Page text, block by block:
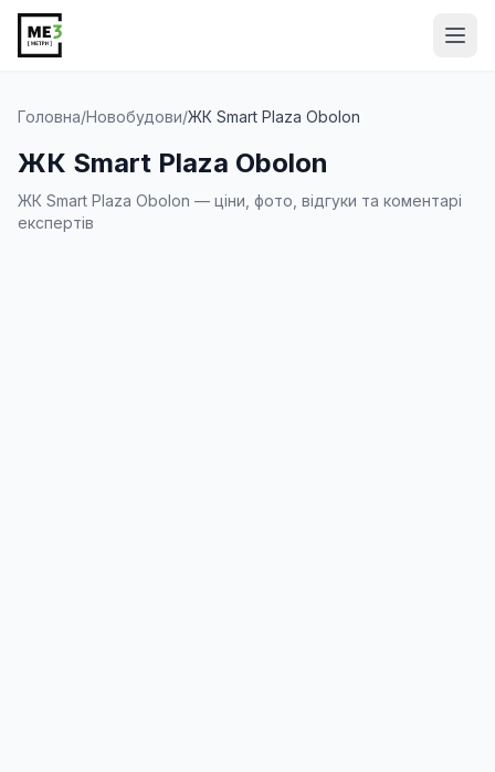
Головна/Новобудови/ЖК Smart Plaza Obolon
ЖК Smart Plaza Obolon
ЖК Smart Plaza Obolon — ціни, фото, відгуки та коментарі
експертів